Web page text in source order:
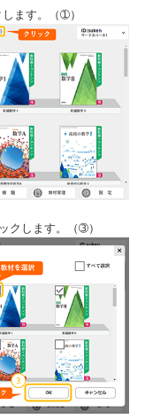
ます。（➀）
クします。（➂）